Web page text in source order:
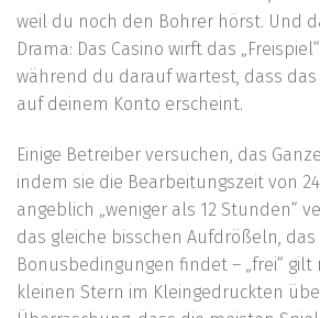
weil du noch den Bohrer hörst. Und
Drama: Das Casino wirft das
während du darauf wartest, dass
auf deinem Konto erscheint.
Einige Betreiber versuchen, das
indem sie die Bearbeitungszeit von
angeblich „weniger als 12 Stunden“
das gleiche bisschen Aufdrößeln,
Bonusbedingungen findet – „frei“ gilt
kleinen Stern im Kleingedruckten